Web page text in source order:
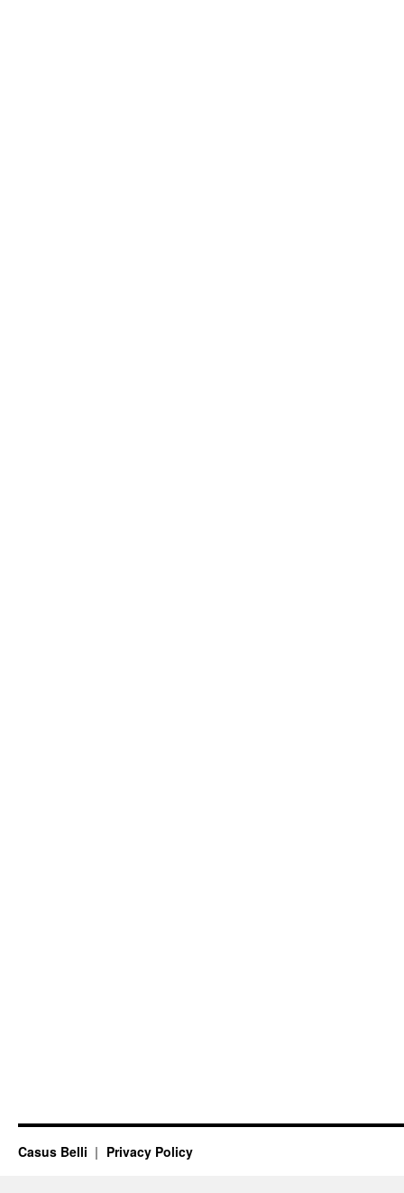
Casus Belli Privacy Policy